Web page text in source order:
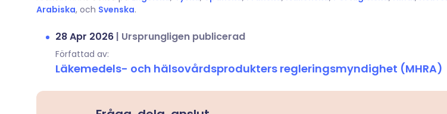
Arabiska, och Svenska.
28 Apr 2026 | Ursprungligen publicerad
Författad av:
Läkemedels- och hälsovårdsprodukters regleringsmyndighet (MHRA)